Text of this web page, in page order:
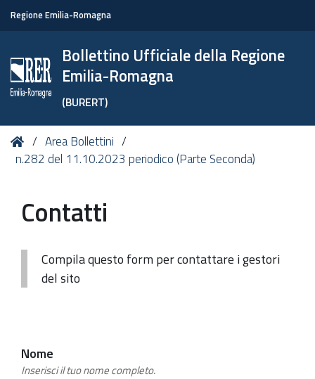
Regione Emilia-Romagna
Bollettino Ufficiale della Regione
Emilia-Romagna
(BURERT)
Tu
sei
HomeArea Bollettini
n.282 del 11.10.2023 periodico (Parte Seconda)
Contatti
Compila questo form per contattare i gestori
del sito
Nome
Inserisci il tuo nome completo.